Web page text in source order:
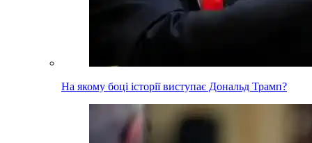
На якому боці історії виступає Дональд Трамп?